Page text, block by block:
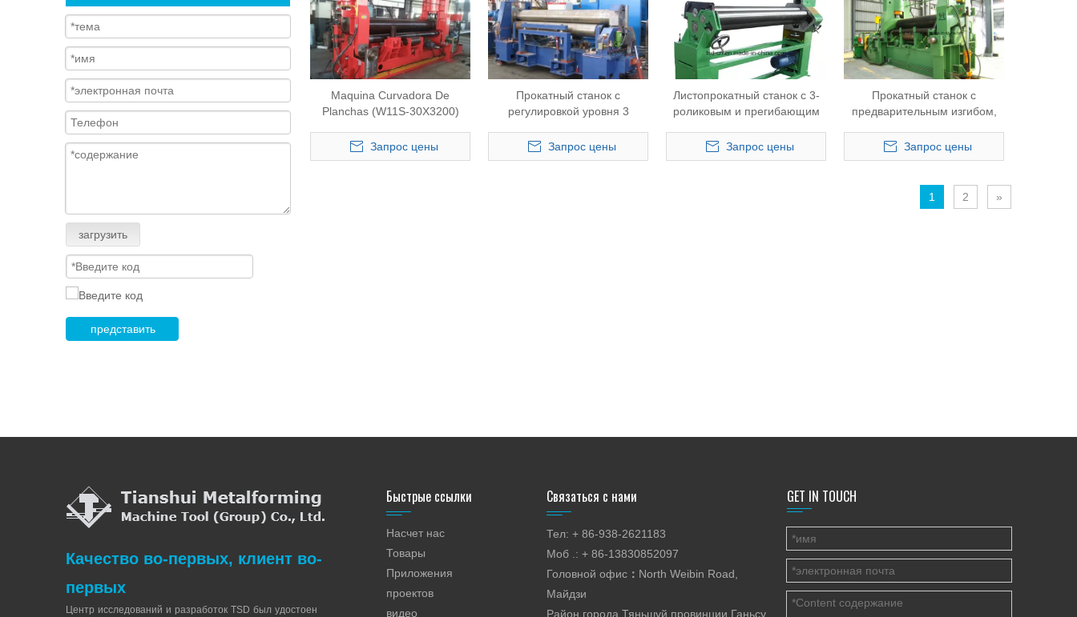
загрузить
представить
Maquina Curvadora De
Planchas (W11S-30X3200)
Запрос цены
Прокатный станок с
регулировкой уровня 3
16X2500)
Запрос цены
Листопрокатный станок с 3-
роликовым и прегибающим
Запрос цены
Прокатный станок с
предварительным изгибом,
круглого цилиндра толщиной
30 мм (W11S-30X2500)
Запрос цены
1 2 »
Качество во-первых, клиент во-
первых
Центр исследований и разработок TSD был удостоен
Быстрые ссылки
Насчет нас
Товары
Приложения
проектов
видео
Связаться с нами
Тел: + 86-938-2621183
Моб .: + 86-13830852097
Головной офис ： North Weibin Road,
Майдзи
Район города Тяньшуй провинции Ганьсу
GET IN TOUCH